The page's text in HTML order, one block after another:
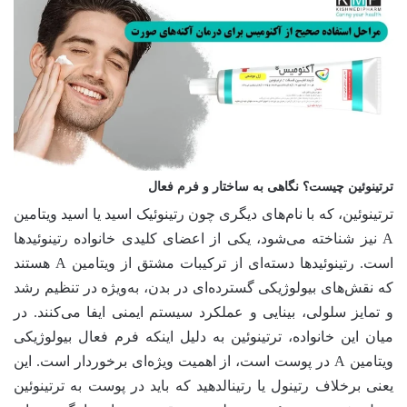
ترتینوئین چیست؟ نگاهی به ساختار و فرم فعال
ترتینوئین، که با نام‌های دیگری چون رتینوئیک اسید یا اسید ویتامین
A نیز شناخته می‌شود، یکی از اعضای کلیدی خانواده رتینوئیدها
است. رتینوئیدها دسته‌ای از ترکیبات مشتق از ویتامین A هستند
که نقش‌های بیولوژیکی گسترده‌ای در بدن، به‌ویژه در تنظیم رشد
و تمایز سلولی، بینایی و عملکرد سیستم ایمنی ایفا می‌کنند. در
میان این خانواده، ترتینوئین به دلیل اینکه فرم فعال بیولوژیکی
ویتامین A در پوست است، از اهمیت ویژه‌ای برخوردار است. این
یعنی برخلاف رتینول یا رتینالدهید که باید در پوست به ترتینوئین